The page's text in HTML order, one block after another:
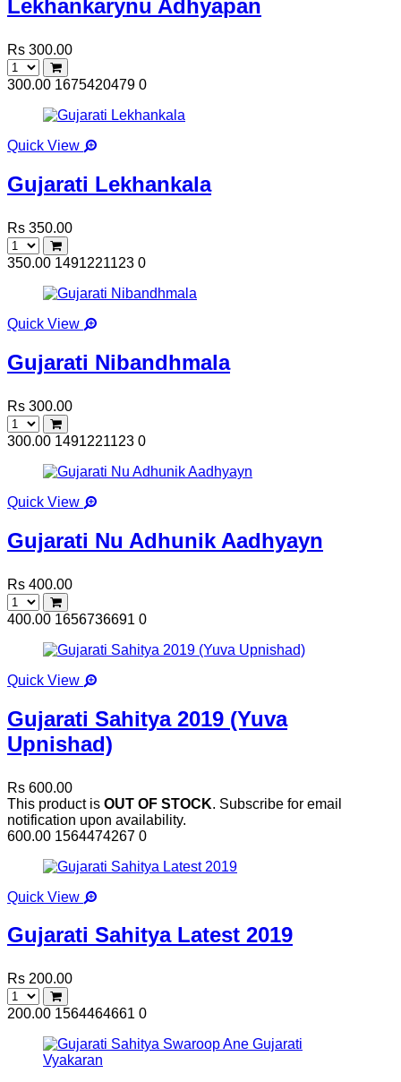
Lekhankarynu Adhyapan
Rs 300.00
300.00 1675420479 0
Quick View
Gujarati Lekhankala
Rs 350.00
350.00 1491221123 0
Quick View
Gujarati Nibandhmala
Rs 300.00
300.00 1491221123 0
Quick View
Gujarati Nu Adhunik Aadhyayn
Rs 400.00
400.00 1656736691 0
Quick View
Gujarati Sahitya 2019 (Yuva
Upnishad)
Rs 600.00
This product is OUT OF STOCK. Subscribe for email
notification upon availability.
600.00 1564474267 0
Quick View
Gujarati Sahitya Latest 2019
Rs 200.00
200.00 1564464661 0